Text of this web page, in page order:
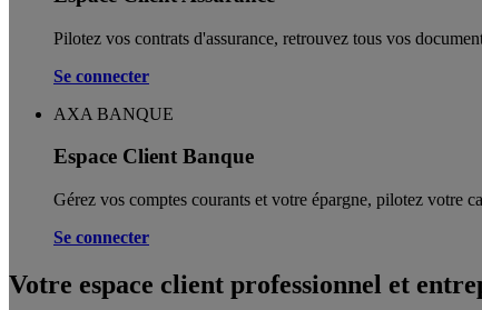
Pilotez vos contrats d'assurance, retrouvez tous vos
Se connecter
AXA BANQUE
Espace Client Banque
Gérez vos comptes courants et votre épargne, pilotez votre
Se connecter
Votre espace client professionnel et